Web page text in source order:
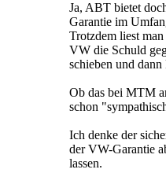
Ja, ABT bietet
Garantie im
Trotzdem liest
VW die Schuld
schieben und
Ob das bei MTM
schon
Ich denke der
der VW-Garantie
lassen.